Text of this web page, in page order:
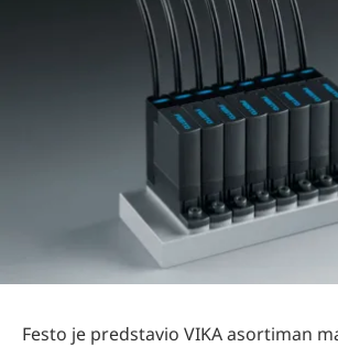
Festo je predstavio VIKA asortiman